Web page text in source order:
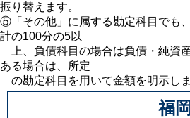
振り替えます。
⑤「その他」に属する勘定科目でも
計の100分の5以
上、負債科目の場合は負債・純資
ある場合は、所定
の勘定科目を用いて金額を明示しま
福